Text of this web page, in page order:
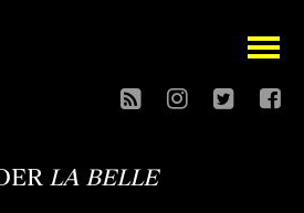
open
LA BELLE